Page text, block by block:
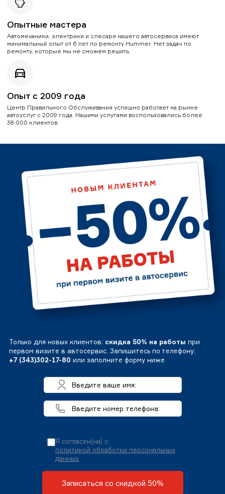
Опытные мастера
Автомеханики, электрики и слесаря нашего автосервиса имеют
минимальный опыт от 6 лет по ремонту Hummer. Нет задач по
ремонту, которые мы не сможем решить.
Опыт с 2009 года
Центр Правильного Обслуживания успешно работает на рынке
автоуслуг с 2009 года. Нашими услугами воспользовались более
38 000 клиентов.
Только для новых клиентов: скидка 50% на работы при
первом визите в автосервис. Запишитесь по телефону:
+7 (343)302-17-80 или заполните форму ниже
Я согласен(на) с
политикой обработки персональных
данных
Записаться со скидкой 50%